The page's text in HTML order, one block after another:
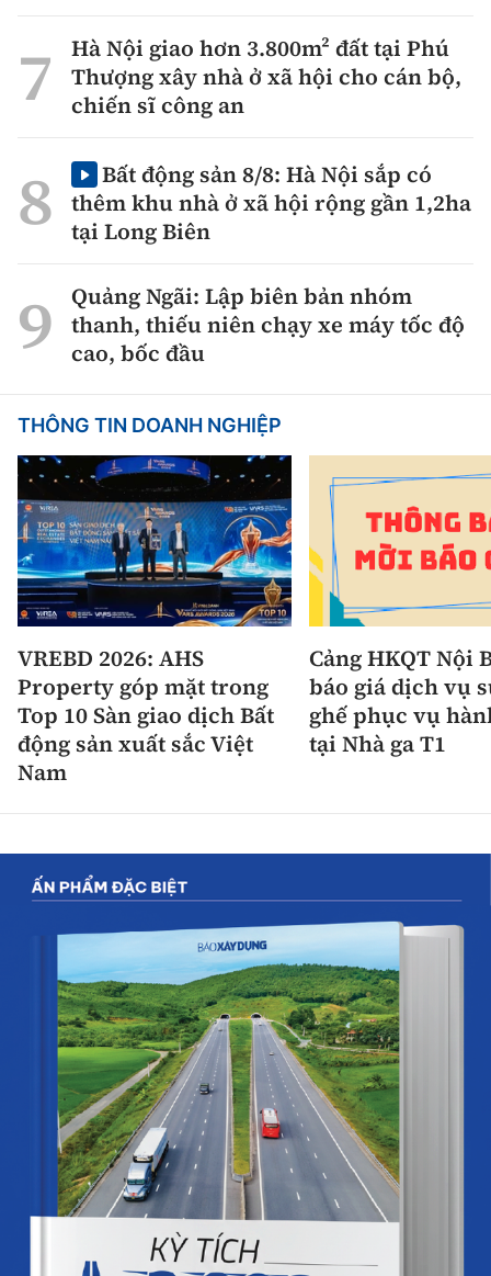
Hà Nội giao hơn 3.800m² đất tại Phú
Thượng xây nhà ở xã hội cho cán bộ,
chiến sĩ công an
Bất động sản 8/8: Hà Nội sắp có
thêm khu nhà ở xã hội rộng gần 1,2ha
tại Long Biên
Quảng Ngãi: Lập biên bản nhóm
thanh, thiếu niên chạy xe máy tốc độ
cao, bốc đầu
THÔNG TIN DOANH NGHIỆP
VREBD 2026: AHS
Property góp mặt trong
Top 10 Sàn giao dịch Bất
động sản xuất sắc Việt
Nam
Cảng HKQT Nội
báo giá dịch vụ
ghế phục vụ
tại Nhà ga T1